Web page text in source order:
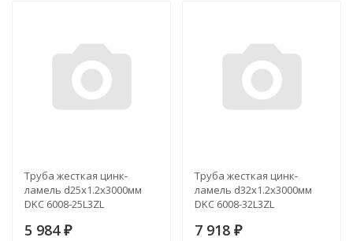
Труба жесткая цинк-
ламель d25x1.2x3000мм
DKC 6008-25L3ZL
5 984 ₽
Труба жесткая цинк-
ламель d32x1.2x3000мм
DKC 6008-32L3ZL
7 918 ₽